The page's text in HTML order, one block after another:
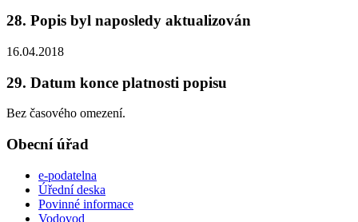
28. Popis byl naposledy aktualizován
16.04.2018
29. Datum konce platnosti popisu
Bez časového omezení.
Obecní úřad
e-podatelna
Úřední deska
Povinné informace
Vodovod